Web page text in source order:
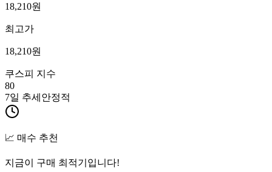
18,210원
최고가
18,210원
쿠스피 지수
80
7일 추세 안정적
📈 매수 추천
지금이 구매 최적기입니다!